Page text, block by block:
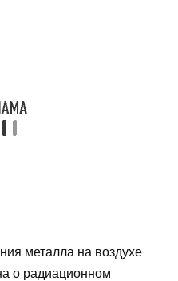
металла на воздухе
о радиационном